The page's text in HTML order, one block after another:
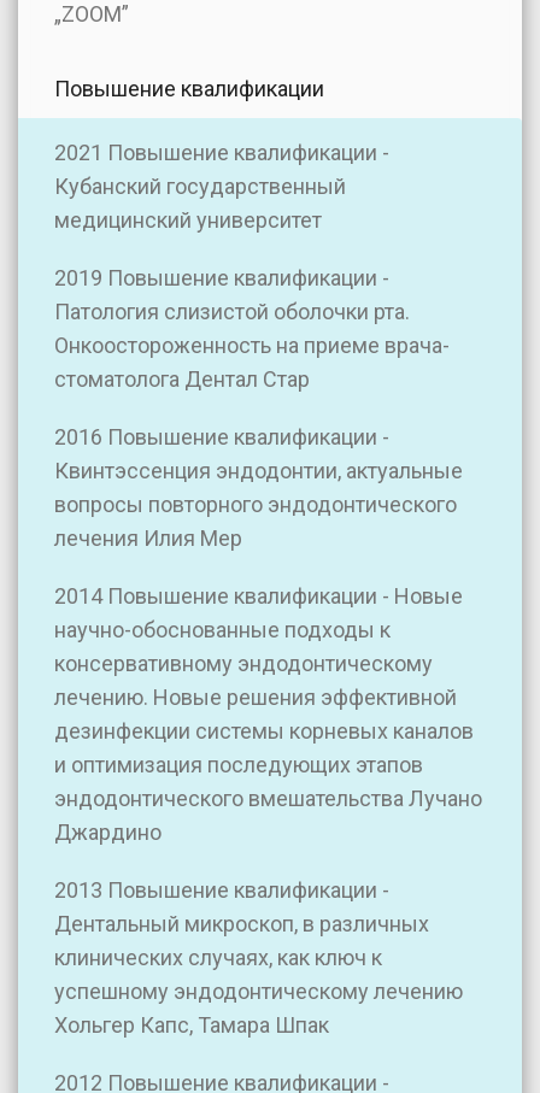
„ZOOM”
Повышение квалификации
2021 Повышение квалификации -
Кубанский государственный
медицинский университет
2019 Повышение квалификации -
Патология слизистой оболочки рта.
Онкоостороженность на приеме врача-
стоматолога Дентал Стар
2016 Повышение квалификации -
Квинтэссенция эндодонтии, актуальные
вопросы повторного эндодонтического
лечения Илия Мер
2014 Повышение квалификации - Новые
научно-обоснованные подходы к
консервативному эндодонтическому
лечению. Новые решения эффективной
дезинфекции системы корневых каналов
и оптимизация последующих этапов
эндодонтического вмешательства Лучано
Джардино
2013 Повышение квалификации -
Дентальный микроскоп, в различных
клинических случаях, как ключ к
успешному эндодонтическому лечению
Хольгер Капс, Тамара Шпак
2012 Повышение квалификации -